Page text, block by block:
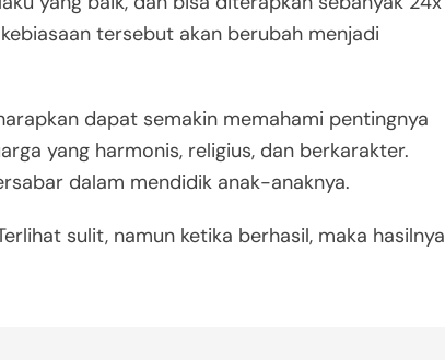
tersebut akan berubah menjadi
dapat semakin memahami pentingnya
yang harmonis, religius, dan berkarakter.
dalam mendidik anak-anaknya.
sulit, namun ketika berhasil, maka hasilnya